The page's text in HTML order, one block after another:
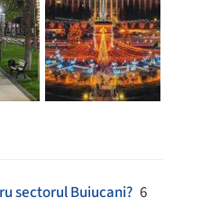
sectorul Buiucani? 6